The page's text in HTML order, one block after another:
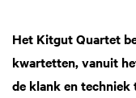
Het Kitgut Quartet
kwartetten, vanuit
de klank en techniek